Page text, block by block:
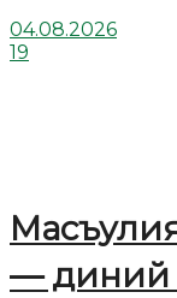
04.08.2026
19
— диний